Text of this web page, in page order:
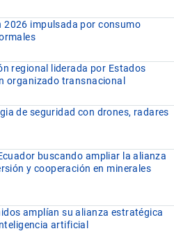
2026 impulsada por consumo
regional liderada por Estados
organizado transnacional
de seguridad con drones, radares
buscando ampliar la alianza
y cooperación en minerales
amplían su alianza estratégica
artificial